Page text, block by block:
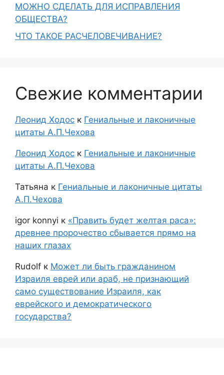
МОЖНО СДЕЛАТЬ ДЛЯ ИСПРАВЛЕНИЯ
ОБЩЕСТВА?
ЧТО ТАКОЕ РАСЧЕЛОВЕЧИВАНИЕ?
Свежие комментарии
Леонид Ходос к Гениальные и лаконичные
цитаты А.П.Чехова
Леонид Ходос к Гениальные и лаконичные
цитаты А.П.Чехова
Татьяна к Гениальные и лаконичные цитаты
А.П.Чехова
igor konnyi к «Править будет желтая раса»:
древнее пророчество сбывается прямо на
наших глазах
Rudolf к Может ли быть гражданином
Израиля еврей или араб, не признающий
само существование Израиля, как
еврейского и демократического
государства?